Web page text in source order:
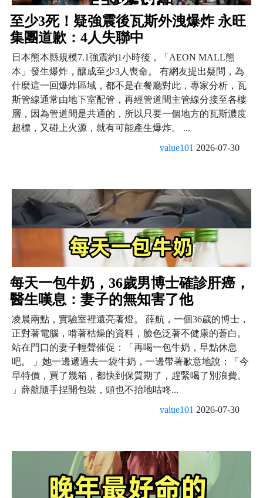
至少3死！疑強震後瓦斯外洩爆炸 永旺
集團道歉：4人失聯中
日本熊本縣規模7.1強震約1小時後，「AEON MALL熊
本」發生爆炸，釀成至少3人喪命。 有網友提出疑問，為
什麼這一回爆炸區域，都不是在餐廳對此，專家分析，瓦
斯管線通常由地下室配管，再經管道間主管線分接至各樓
層，因為管道間是共通的，所以只要一個地方的瓦斯濃度
超標，又碰上火源，就有可能產生爆炸。 ...
value101 2026-07-30
每天一包牛奶，36歲男博士確診肝癌，
醫生嘆息：妻子的無知害了他
凌晨兩點，實驗室裡還亮著燈。 薛航，一個36歲的博士，
正對著電腦，啃著枯燥的資料，臉色泛著不健康的蒼白。
站在門口的妻子輕聲催促：「再喝一包牛奶，早點休息
吧。 」她一邊遞過去一袋牛奶，一邊帶著歉意地說：「今
早特價，買了幾箱，都快到保質期了，趕緊喝了別浪費。
」薛航隨手捏開包裝，頭也不抬地咕咚...
value101 2026-07-30